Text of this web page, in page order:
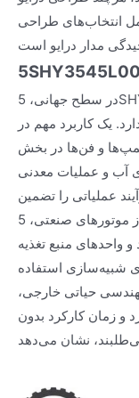
انتخاب‌های طراحی
در سطح جهانی، 5SHY3545L0010 کاربرد گسترده‌ای در
یک کاربرد مهم در
و فن‌ها در بخش
آب و عملیات معدنی
عملیاتی را تضمین
می‌کند. فراتر از موتورهای صنعتی، 5SHY3545L0010 همچنین به
واحدهای منبع تغذیه
استفاده
حیاتی خارجی،
و زمان کارکرد بدون